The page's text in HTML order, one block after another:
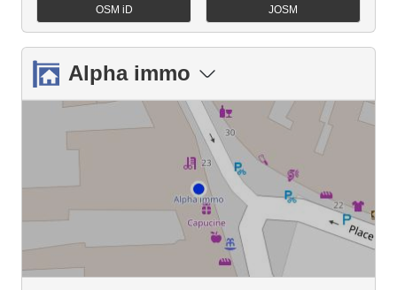
OSM iD JOSM
Alpha immo